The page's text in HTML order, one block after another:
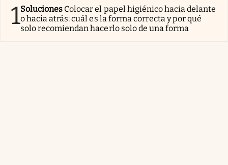
1Soluciones Colocar el papel higiénico hacia delante
o hacia atrás: cuál es la forma correcta y por qué
solo recomiendan hacerlo solo de una forma